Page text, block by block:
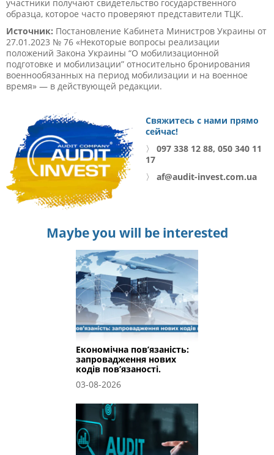
участники получают свидетельство государственного
образца, которое часто проверяют представители ТЦК.
Источник: Постановление Кабинета Министров Украины от
27.01.2023 № 76 «Некоторые вопросы реализации
положений Закона Украины “О мобилизационной
подготовке и мобилизации” относительно бронирования
военнообязанных на период мобилизации и на военное
время» — в действующей редакции.
Свяжитесь с нами прямо
сейчас!
〉
097 338 12 88, 050 340 11
17
〉
af@audit-invest.com.ua
Maybe you will be interested
Економічна пов’язаність:
запровадження нових
кодів пов’язаності.
03-08-2026